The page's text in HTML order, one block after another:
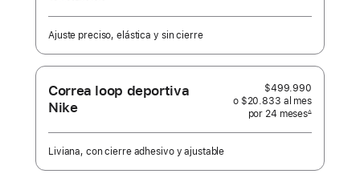
Ajuste preciso, elástica y sin cierre
Correa loop deportiva
Nike
$499.990
o $20.833 al mes
por 24 mesesmeses
Nota a pie de página
∆
Liviana, con cierre adhesivo y ajustable